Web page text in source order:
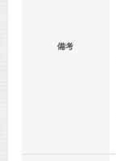
備考